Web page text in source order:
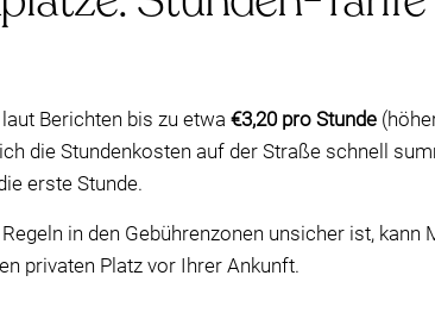
Berichten bis zu etwa €3,20 pro Stunde
die Stundenkosten auf der Straße schnell
erste Stunde.
in den Gebührenzonen unsicher ist,
privaten Platz vor Ihrer Ankunft.